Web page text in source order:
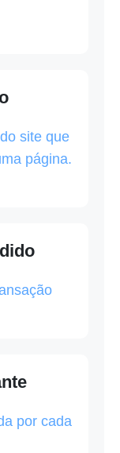
site que
página.
por cada